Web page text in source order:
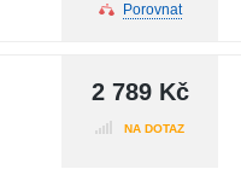
Porovnat
2 789 Kč
NA DOTAZ